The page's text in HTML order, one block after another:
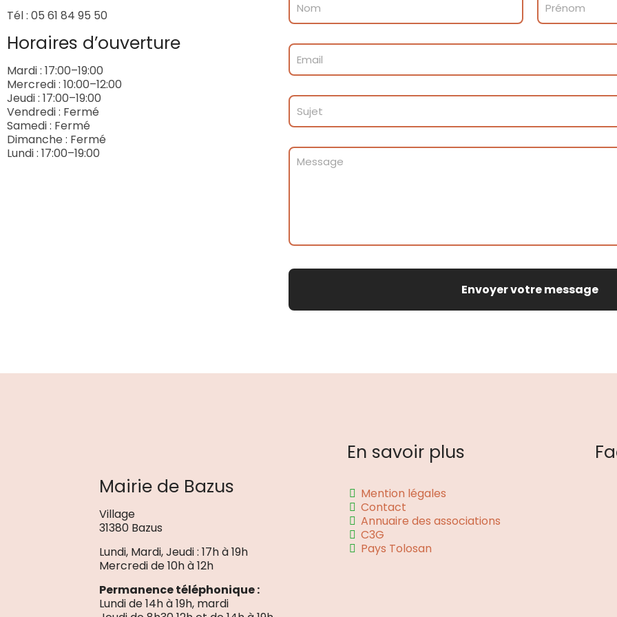
Tél : 05 61 84 95 50
Horaires d’ouverture
Mardi : 17:00–19:00
Mercredi : 10:00–12:00
Jeudi : 17:00–19:00
Vendredi : Fermé
Samedi : Fermé
Dimanche : Fermé
Lundi : 17:00–19:00
Mairie de Bazus
Village
31380 Bazus
Lundi, Mardi, Jeudi : 17h à 19h
Mercredi de 10h à 12h
Permanence téléphonique :
Lundi de 14h à 19h, mardi
En savoir plus
Mention légales
Contact
Annuaire des associations
C3G
Pays Tolosan